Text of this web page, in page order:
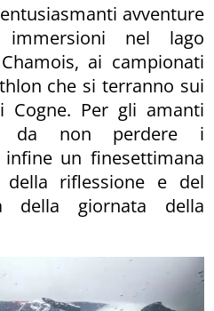
avventure
nel lago
ai campionati
che si terranno sui
Cogne. Per gli amanti
da non perdere i
un finesettimana
della riflessione e del
della giornata della